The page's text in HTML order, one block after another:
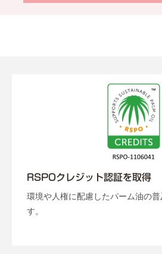
RSPOクレジット認証を取得
環境や人権に配慮したパーム油の普
す。